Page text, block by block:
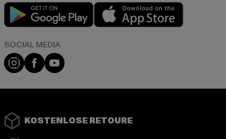
Play market
Instagram
FacebookYouTube
KOSTENLOSE RETOURE